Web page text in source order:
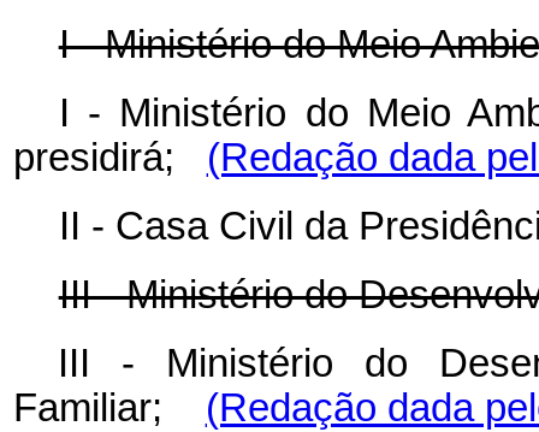
I - Ministério do Meio
I - Ministério do Meio
presidirá; (Redação dada
II - Casa Civil da
III - Ministério do
III - Ministério do
Familiar; (Redação dada